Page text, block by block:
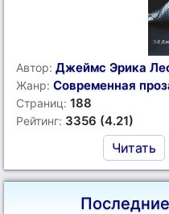
Автор: Джеймс Эрика
Жанр: Современная
Страниц: 188
Рейтинг: 3356 (4.21)
Читать